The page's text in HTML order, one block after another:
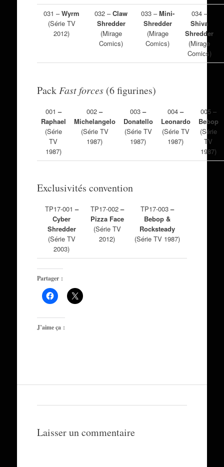
031 –Wyrm
(Série TV
2012)
032 –Claw
Shredder
(Mirage
Comics)
033 –Mini-
Shredder
(Mirage
Comics)
034 –
Shiva
Shredder
(Mirage
Comics)
Pack Fast forces(6 figurines)
001 –
Raphael
(Série
TV
1987)
002 –
Michelangelo
(Série TV
1987)
003 –
Donatello
(Série TV
1987)
004 –
Leonardo
(Série TV
1987)
005 –
Bebop
(Série
TV
1987)
Exclusivités convention
TP17-001 –
Cyber
Shredder
(Série TV
2003)
TP17-002–
Pizza Face
(Série TV
2012)
TP17-003 –
Bebop &
Rocksteady
(Série TV 1987)
Partager :
J’aime ça :
Laisser un commentaire